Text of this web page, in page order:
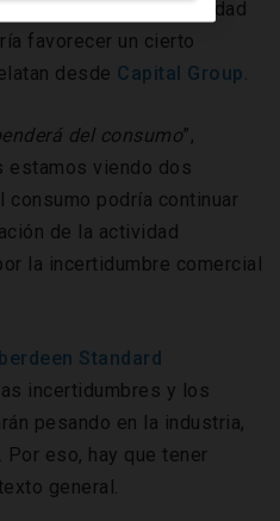
la mejora de la actividad
favorecer un cierto
desde Capital Group.
del consumo”,
estamos viendo dos
podría continuar
de la actividad
la incertidumbre comercial
Standard
incertidumbres y los
pesando en la industria,
eso, hay que tener
general.